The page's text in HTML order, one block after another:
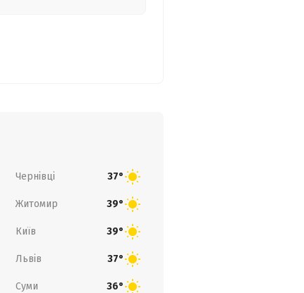
Чернівці 37°
Житомир 39°
Київ 39°
Львів 37°
Суми 36°